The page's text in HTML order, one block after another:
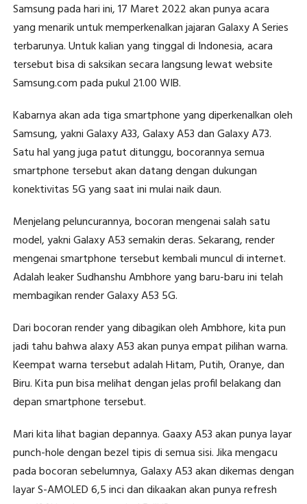
Samsung pada hari ini, 17 Maret 2022 akan punya acara
yang menarik untuk memperkenalkan jajaran Galaxy A Series
terbarunya. Untuk kalian yang tinggal di Indonesia, acara
tersebut bisa di saksikan secara langsung lewat website
Samsung.com pada pukul 21.00 WIB.
Kabarnya akan ada tiga smartphone yang diperkenalkan oleh
Samsung, yakni Galaxy A33, Galaxy A53 dan Galaxy A73.
Satu hal yang juga patut ditunggu, bocorannya semua
smartphone tersebut akan datang dengan dukungan
konektivitas 5G yang saat ini mulai naik daun.
Menjelang peluncurannya, bocoran mengenai salah satu
model, yakni Galaxy A53 semakin deras. Sekarang, render
mengenai smartphone tersebut kembali muncul di internet.
Adalah leaker Sudhanshu Ambhore yang baru-baru ini telah
membagikan render Galaxy A53 5G.
Dari bocoran render yang dibagikan oleh Ambhore, kita pun
jadi tahu bahwa alaxy A53 akan punya empat pilihan warna.
Keempat warna tersebut adalah Hitam, Putih, Oranye, dan
Biru. Kita pun bisa melihat dengan jelas profil belakang dan
depan smartphone tersebut.
Mari kita lihat bagian depannya. Gaaxy A53 akan punya layar
punch-hole dengan bezel tipis di semua sisi. Jika mengacu
pada bocoran sebelumnya, Galaxy A53 akan dikemas dengan
layar S-AMOLED 6,5 inci dan dikaakan akan punya refresh